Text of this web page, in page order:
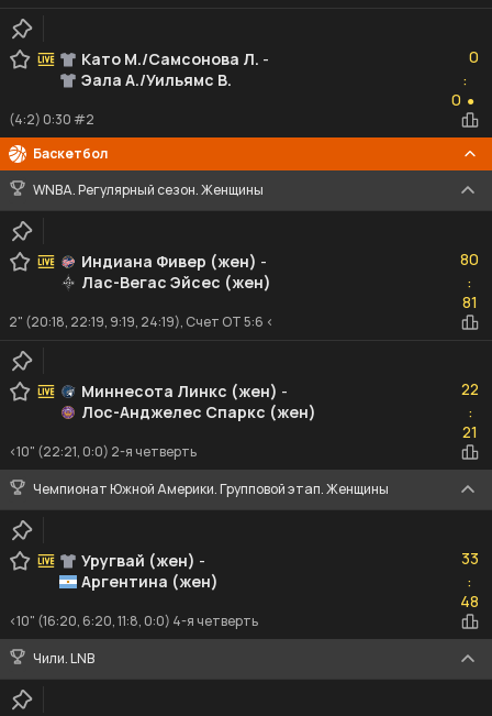
Като М./Самсонова Л. -
Эала А./Уильямс В.
0
:
0 ●
(4:2) 0:30 #2
Баскетбол
WNBA. Регулярный сезон. Женщины
Индиана Фивер (жен) -
Лас-Вегас Эйсес (жен)
80
:81
81
2" (20:18, 22:19, 9:19, 24:19), Счет ОТ 5:6 <
Миннесота Линкс (жен) -
Лос-Анджелес Спаркс (жен)
22
:21
21
<10" (22:21, 0:0) 2-я четверть
Чемпионат Южной Америки. Групповой этап. Женщины
Уругвай (жен) -
Аргентина (жен)
33
:48
48
<10" (16:20, 6:20, 11:8, 0:0) 4-я четверть
Чили. LNB